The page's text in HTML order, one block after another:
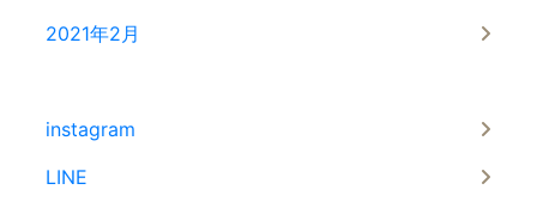
2021年2月
instagram
LINE